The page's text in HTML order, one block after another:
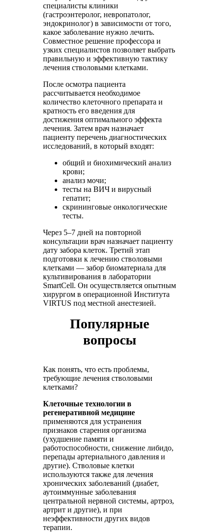
специалисты клиники
(гастроэнтеролог, невропатолог,
эндокринолог) в зависимости от того,
какое заболевание нужно лечить.
Совместное решение профессора и
узких специалистов позволяет выбрать
правильную и эффективную тактику
лечения стволовыми клетками.
После осмотра пациента
рассчитывается необходимое
количество клеточного препарата и
кратность его введения для
достижения оптимального эффекта
лечения. Затем врач назначает
пациенту перечень диагностических
исследований, в который входят:
общий и биохимический анализ
крови;
анализ мочи;
тесты на ВИЧ и вирусный
гепатит;
скрининговые онкологические
тесты.
Через 5–7 дней на повторной
консультации врач назначает пациенту
дату забора клеток. Третий этап
подготовки к лечению стволовыми
клетками — забор биоматериала для
культивирования в лаборатории
SmartCell. Он осуществляется опытным
хирургом в операционной Института
VIRTUS под местной анестезией.
Популярные
вопросы
Как понять, что есть проблемы,
требующие лечения стволовыми
клетками?
Клеточные технологии в
регенеративной медицине
применяются для устранения
признаков старения организма
(ухудшение памяти и
работоспособности, снижение либидо,
перепады артериального давления и
другие). Стволовые клетки
используются также для лечения
хронических заболеваний (диабет,
аутоиммунные заболевания
центральной нервной системы, артроз,
артрит и другие), и при
неэффективности других видов
терапии.